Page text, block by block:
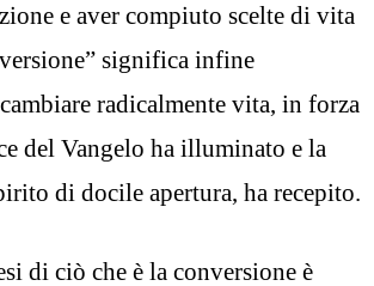
e aver compiuto scelte di vita
significa infine
radicalmente vita, in forza
del Vangelo ha illuminato e la
di docile apertura, ha recepito.
di ciò che è la conversione è